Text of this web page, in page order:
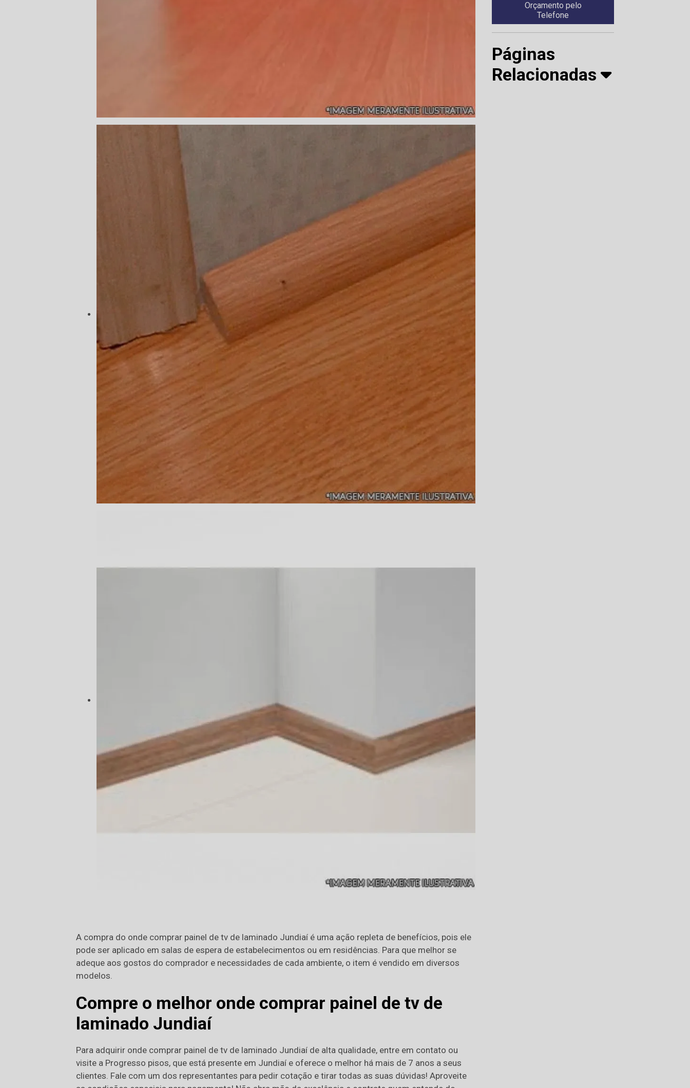
A compra do onde comprar painel de tv de laminado Jundiaí é uma ação repleta de benefícios, pois ele
pode ser aplicado em salas de espera de estabelecimentos ou em residências. Para que melhor se
adeque aos gostos do comprador e necessidades de cada ambiente, o item é vendido em diversos
modelos.
Compre o melhor onde comprar painel de tv de
laminado Jundiaí
Para adquirir onde comprar painel de tv de laminado Jundiaí de alta qualidade, entre em contato ou
visite a Progresso pisos, que está presente em Jundiaí e oferece o melhor há mais de 7 anos a seus
clientes. Fale com um dos representantes para pedir cotação e tirar todas as suas dúvidas! Aproveite
Orçamento pelo
Telefone
Páginas
Relacionadas